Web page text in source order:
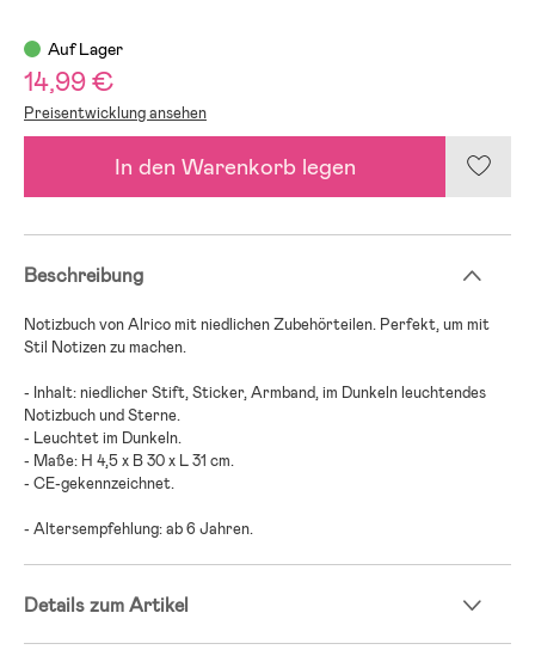
Auf Lager
14,99 €
Preisentwicklung ansehen
In den Warenkorb legen
Beschreibung
Notizbuch von Alrico mit niedlichen Zubehörteilen. Perfekt, um mit
Stil Notizen zu machen.
- Inhalt: niedlicher Stift, Sticker, Armband, im Dunkeln leuchtendes
Notizbuch und Sterne.
- Leuchtet im Dunkeln.
- Maße: H 4,5 x B 30 x L 31 cm.
- CE-gekennzeichnet.
- Altersempfehlung: ab 6 Jahren.
Details zum Artikel